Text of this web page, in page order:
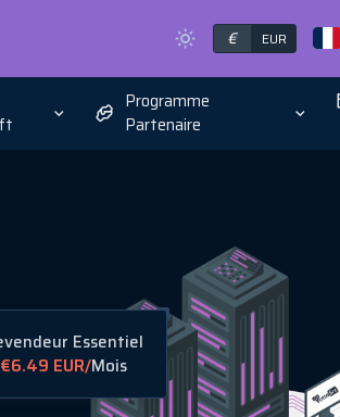
€ EUR
Programme
Partenaire
Essentiel
€6.49 EUR/Mois